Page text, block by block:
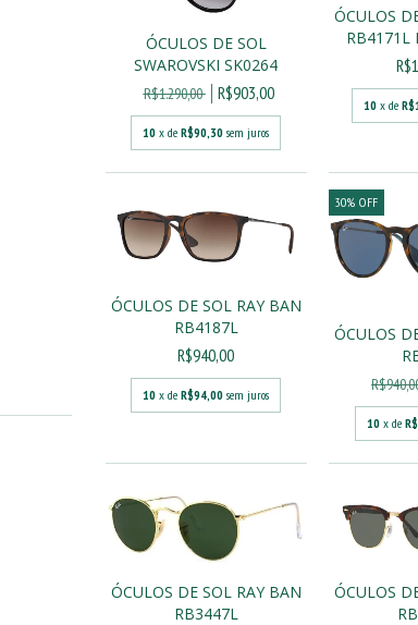
ÓCULOS DE SOL
SWAROVSKI SK0264
R$1.290,00 R$903,00
10 x deR$90,30 sem juros
ÓCULOS
RB4171L
10 x de
ÓCULOS DE SOL RAY BAN
RB4187L
R$940,00
10 x deR$94,00 sem juros
30%OFF
ÓCULOS
10 x de
ÓCULOS DE SOL RAY BAN
RB3447L
ÓCULOS